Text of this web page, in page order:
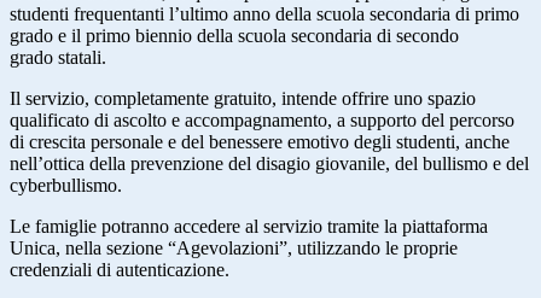
studenti frequentanti l’ultimo anno della scuola secondaria di primo
grado e il primo biennio della scuola secondaria di secondo
grado statali.
Il servizio, completamente gratuito, intende offrire uno spazio
qualificato di ascolto e accompagnamento, a supporto del percorso
di crescita personale e del benessere emotivo degli studenti, anche
nell’ottica della prevenzione del disagio giovanile, del bullismo e del
cyberbullismo.
Le famiglie potranno accedere al servizio tramite la piattaforma
Unica, nella sezione “Agevolazioni”, utilizzando le proprie
credenziali di autenticazione.